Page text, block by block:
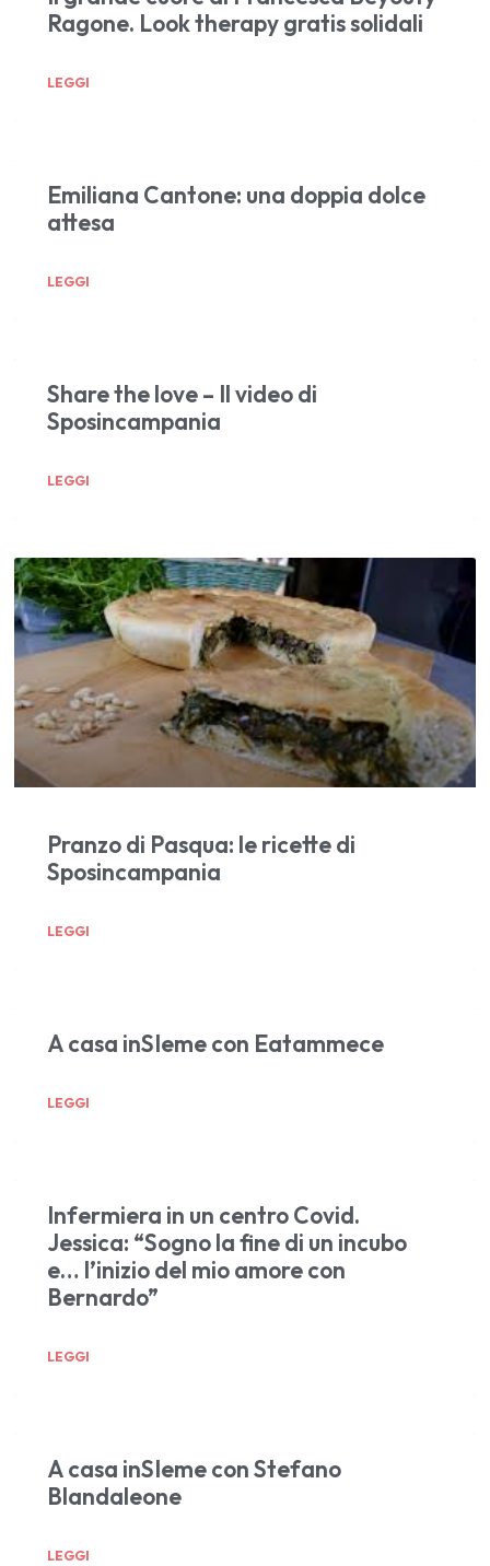
Ragone. Look therapy gratis solidali
LEGGI
Emiliana Cantone: una doppia dolce
attesa
LEGGI
Share the love – Il video di
Sposincampania
LEGGI
Pranzo di Pasqua: le ricette di
Sposincampania
LEGGI
A casa inSIeme con Eatammece
LEGGI
Infermiera in un centro Covid.
Jessica: “Sogno la fine di un incubo
e… l’inizio del mio amore con
Bernardo”
LEGGI
A casa inSIeme con Stefano
Blandaleone
LEGGI